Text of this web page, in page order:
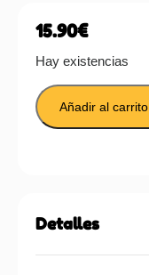
15.90€
Hay existencias
Añadir al carrito
Detalles